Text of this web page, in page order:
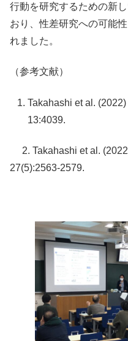
行動を研究するための新
おり、性差研究への可能
れました。
（参考文献）
Takahashi et al.
13:4039.
2. Takahashi et al.
27(5):2563-2579.